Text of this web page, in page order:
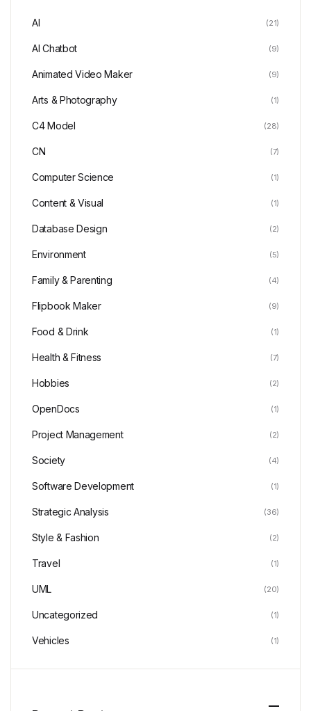
AI (21)
AI Chatbot (9)
Animated Video Maker (9)
Arts & Photography (1)
C4 Model (28)
CN (7)
Computer Science (1)
Content & Visual (1)
Database Design (2)
Environment (5)
Family & Parenting (4)
Flipbook Maker (9)
Food & Drink (1)
Health & Fitness (7)
Hobbies (2)
OpenDocs (1)
Project Management (2)
Society (4)
Software Development (1)
Strategic Analysis (36)
Style & Fashion (2)
Travel (1)
UML (20)
Uncategorized (1)
Vehicles (1)